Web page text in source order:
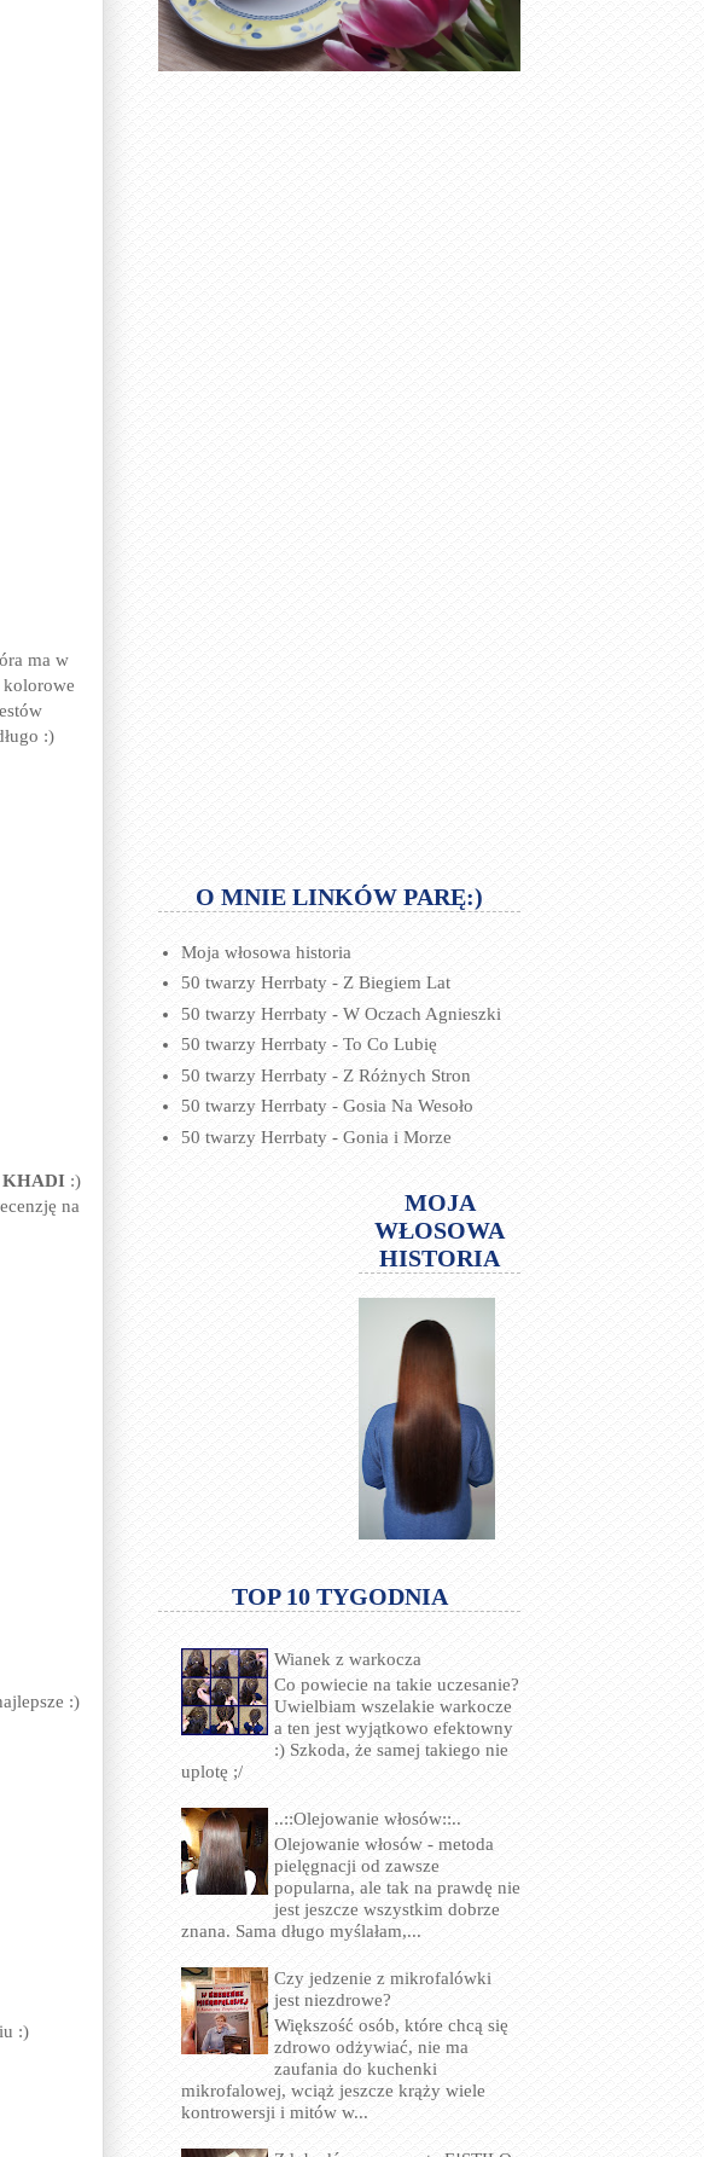
ma w
kolorowe
:)
KHADI :)
na
:)
:)
O MNIE LINKÓW PARĘ:)
Moja włosowa historia
50 twarzy Herrbaty - Z Biegiem Lat
50 twarzy Herrbaty - W Oczach Agnieszki
50 twarzy Herrbaty - To Co Lubię
50 twarzy Herrbaty - Z Różnych Stron
50 twarzy Herrbaty - Gosia Na Wesoło
50 twarzy Herrbaty - Gonia i Morze
MOJA
WŁOSOWA
HISTORIA
TOP 10 TYGODNIA
Wianek z warkocza
Co powiecie na takie uczesanie?
Uwielbiam wszelakie warkocze
a ten jest wyjątkowo efektowny
:) Szkoda, że samej takiego nie
uplotę ;/
..::Olejowanie włosów::..
Olejowanie włosów - metoda
pielęgnacji od zawsze
popularna, ale tak na prawdę nie
jest jeszcze wszystkim dobrze
znana. Sama długo myślałam,...
Czy jedzenie z mikrofalówki
jest niezdrowe?
Większość osób, które chcą się
zdrowo odżywiać, nie ma
zaufania do kuchenki
mikrofalowej, wciąż jeszcze krąży wiele
kontrowersji i mitów w...